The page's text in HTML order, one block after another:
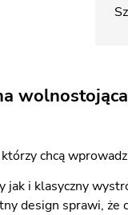
chcą
i klasyczny
design sprawi,